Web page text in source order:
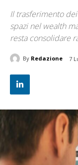
Il trasferimento
spazi nel wealth
resta consolidare
By Redazione 7